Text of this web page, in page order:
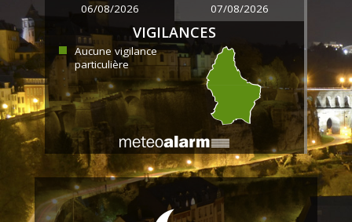
06/08/2026 07/08/2026
VIGILANCES
Aucune vigilance
particulière